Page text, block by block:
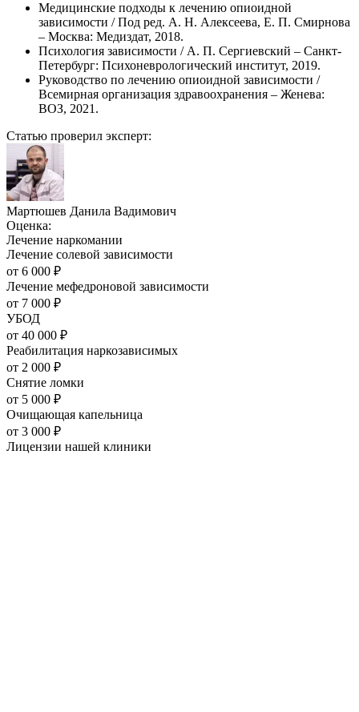
Медицинские подходы к лечению опиоидной
зависимости / Под ред. А. Н. Алексеева, Е. П. Смирнова
– Москва: Медиздат, 2018.
Психология зависимости / А. П. Сергиевский – Санкт-
Петербург: Психоневрологический институт, 2019.
Руководство по лечению опиоидной зависимости /
Всемирная организация здравоохранения – Женева:
ВОЗ, 2021.
Статью проверил эксперт:
Мартюшев Данила Вадимович
Оценка:
Лечение наркомании
Лечение солевой зависимости
от 6 000 ₽
Лечение мефедроновой зависимости
от 7 000 ₽
УБОД
от 40 000 ₽
Реабилитация наркозависимых
от 2 000 ₽
Снятие ломки
от 5 000 ₽
Очищающая капельница
от 3 000 ₽
Лицензии нашей клиники